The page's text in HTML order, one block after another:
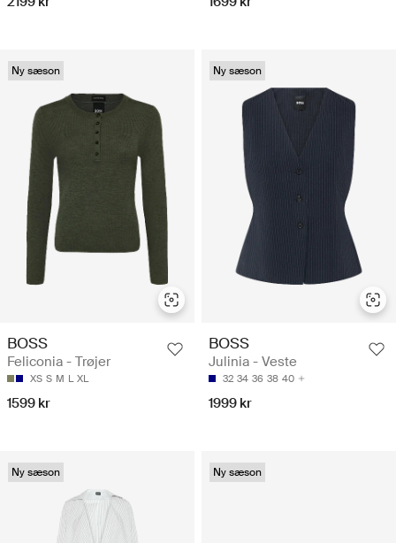
Ny sæson
BOSS
Feliconia - Trøjer
XS S M L XL
1599 kr
Ny sæson
BOSS
Julinia - Veste
32 34 36 38 40
1999 kr
Ny sæson Ny sæson